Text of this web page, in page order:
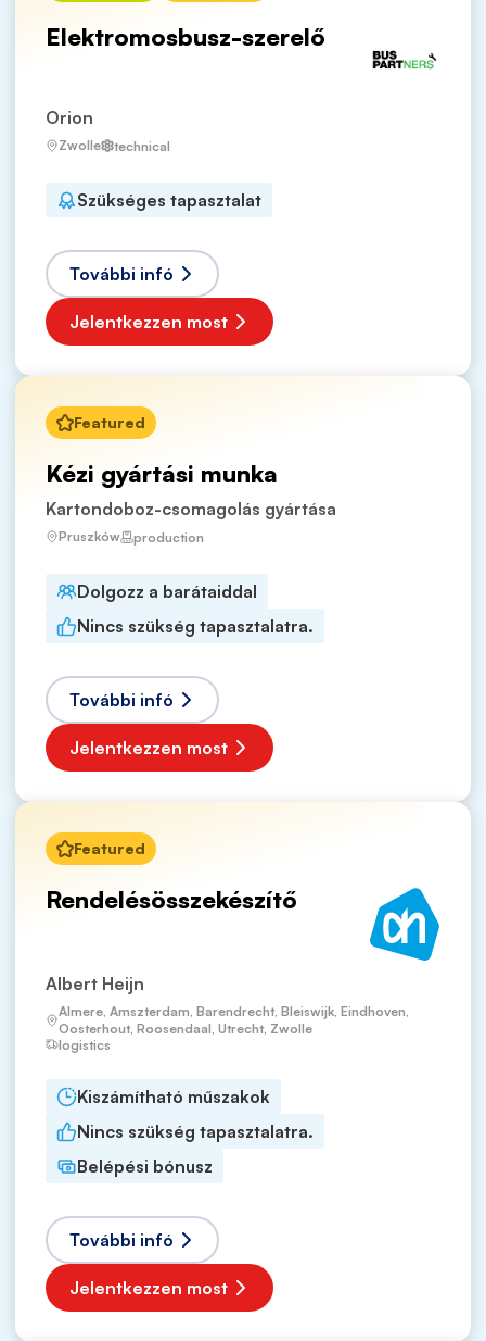
Elektromosbusz-szerelő
Orion
Zwolle technical
Szükséges tapasztalat
További infó
Jelentkezzen most
Featured
Kézi gyártási munka
Kartondoboz-csomagolás gyártása
Pruszków production
Dolgozz a barátaiddal
Nincs szükség tapasztalatra.
További infó
Jelentkezzen most
Featured
Rendelésösszekészítő
Albert Heijn
Almere, Amszterdam, Barendrecht, Bleiswijk, Eindhoven,
Oosterhout, Roosendaal, Utrecht, Zwolle
logistics
Kiszámítható műszakok
Nincs szükség tapasztalatra.
Belépési bónusz
További infó
Jelentkezzen most